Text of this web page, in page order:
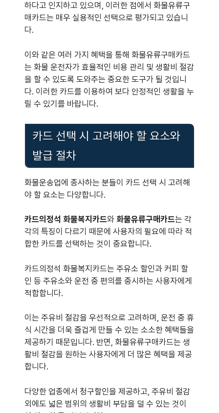
하다고 인지하고 있으며, 이러한 점에서 화물유류구
매카드는 매우 실용적인 선택으로 평가되고 있습니
다.
이와 같은 여러 가지 혜택을 통해 화물유류구매카드
는 화물 운전자가 효율적인 비용 관리 및 생활비 절감
을 할 수 있도록 도와주는 중요한 도구가 될 것입니
다. 이러한 카드를 이용하여 보다 안정적인 생활을 누
릴 수 있기를 바랍니다.
카드 선택 시 고려해야 할 요소와
발급 절차
화물운송업에 종사하는 분들이 카드 선택 시 고려해
야 할 요소는 다양합니다.
카드의정석 화물복지카드와 화물유류구매카드는 각
각의 특징이 다르기 때문에 사용자의 필요에 따라 적
합한 카드를 선택하는 것이 중요합니다.
카드의정석 화물복지카드는 주유소 할인과 커피 할
인 등 주유소와 운전 중 편의를 중시하는 사용자에게
적합합니다.
이는 주유비 절감을 우선적으로 고려하며, 운전 중 휴
식 시간을 더욱 즐겁게 만들 수 있는 소소한 혜택들을
제공하기 때문입니다. 반면, 화물유류구매카드는 생
활비 절감을 원하는 사용자에게 더 많은 혜택을 제공
합니다.
다양한 업종에서 청구할인을 제공하고, 주유비 절감
외에도 넓은 범위의 생활비 부담을 덜 수 있는 것이